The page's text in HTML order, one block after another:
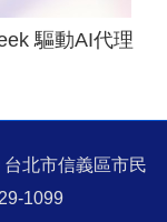
驅動AI代理
北市信義區市民
1099